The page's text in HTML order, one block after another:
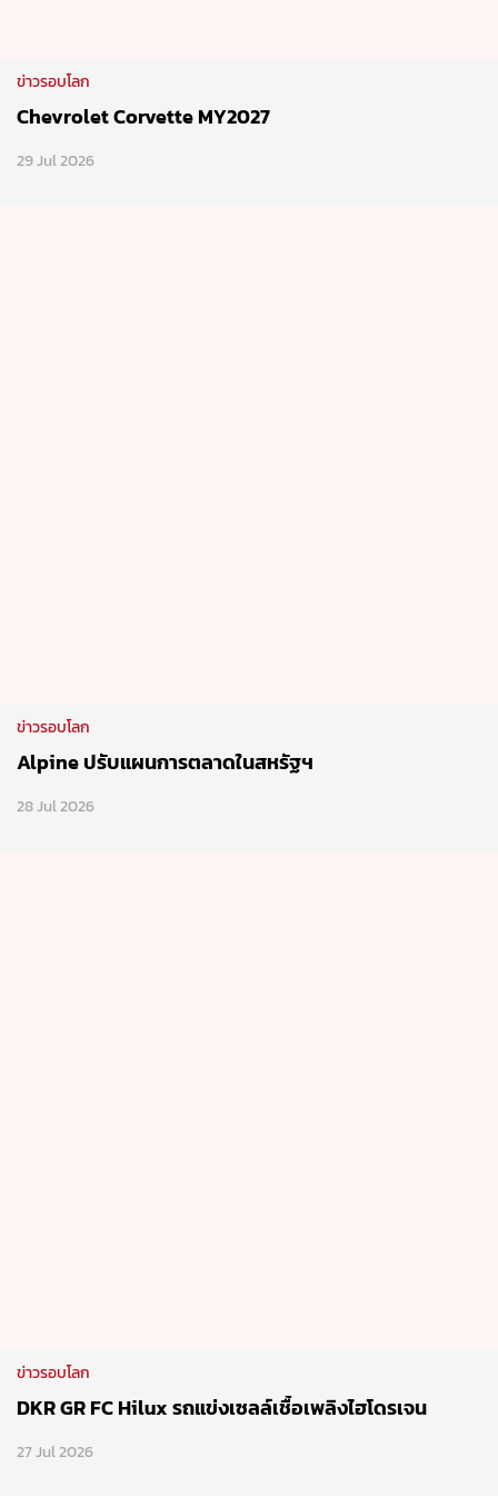
ข่าวรอบโลก
Chevrolet Corvette MY2027
29 Jul 2026
ข่าวรอบโลก
Alpine ปรับแผนการตลาดในสหรัฐฯ
28 Jul 2026
ข่าวรอบโลก
DKR GR FC Hilux รถแข่งเซลล์เชื้อเพลิงไฮโดรเจน
27 Jul 2026